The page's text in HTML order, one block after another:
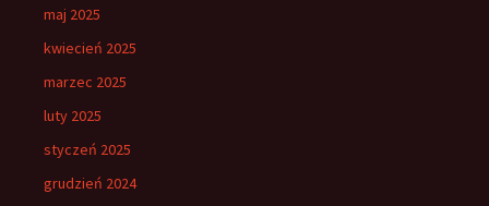
maj 2025
kwiecień 2025
marzec 2025
luty 2025
styczeń 2025
grudzień 2024